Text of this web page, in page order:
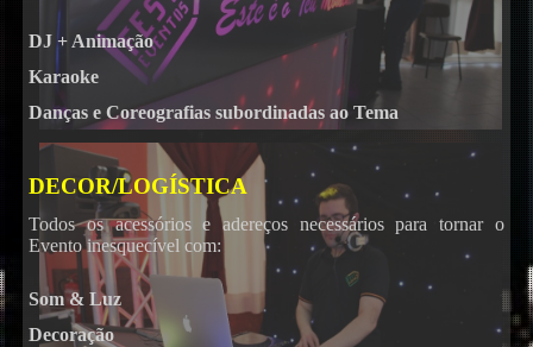
DJ + Animação
Karaoke
Danças e Coreografias subordinadas ao Tema
DECOR/LOGÍSTICA
Todos os acessórios e adereços necessários para tornar o
Evento inesquecível com:
Som & Luz
Decoração